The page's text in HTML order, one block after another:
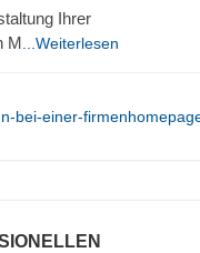
Ihrer
M ...Weiterlesen
bei-einer-